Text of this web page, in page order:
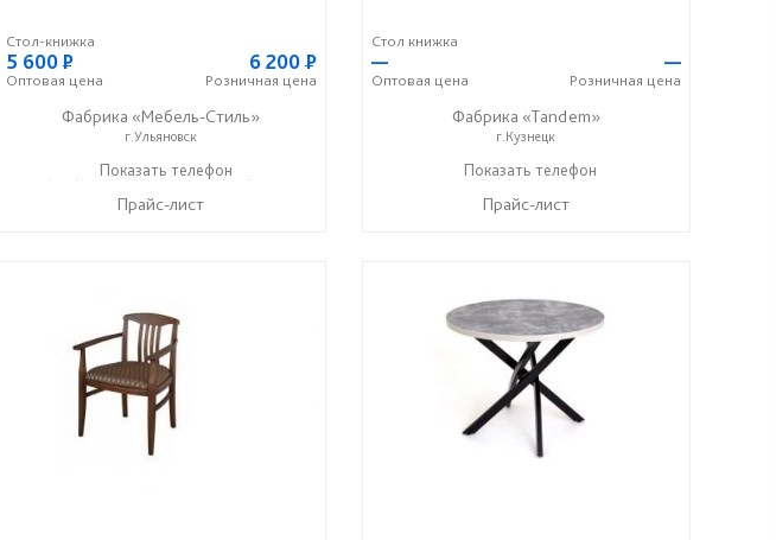
Стол-книжка
5 600Р
Оптовая цена
6 200 Р
Розничная цена
Фабрика «Мебель-Стиль»
г.Ульяновск
+7 (917) 626-17-92 ☎+7 (917) 602-24-42
Показать телефон
Прайс-лист
Стол книжка
—
Оптовая цена
—
Розничная цена
Фабрика «Tandem»
г.Кузнецк
+7 (927) 092-80-80
Показать телефон
Прайс-лист